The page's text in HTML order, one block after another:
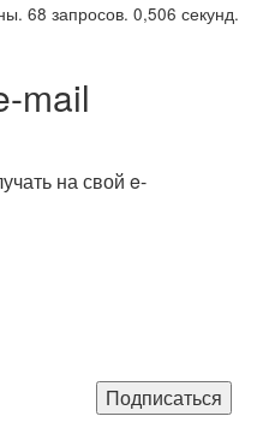
68 запросов. 0,506 секунд.
mail
на свой e-
Подписаться